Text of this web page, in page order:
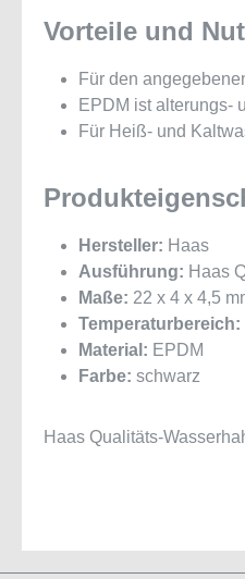
Vorteile und
Für den
EPDM ist alterungs-
Für Heiß- und
Hersteller: Haas
Ausführung: Haas
Maße: 22 x 4 x 4,5
Temperaturbereich:
Material: EPDM
Farbe: schwarz
Haas Qualitäts-